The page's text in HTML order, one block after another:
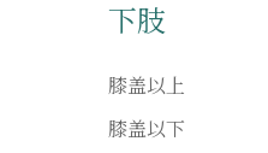
下肢
膝盖以上
膝盖以下